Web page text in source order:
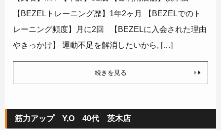
【BEZELトレーニング歴】1年2ヶ月 【BEZELでのト
レーニング頻度】月に2回 【BEZELに入会された理由
やきっかけ】 運動不足を解消したいから, […]
続きを見る
筋力アップ Y,O 40代 茨木店